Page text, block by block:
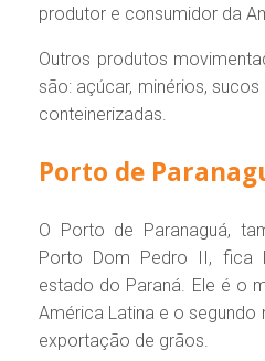
produtor e consumidor da
Outros produtos
são: açúcar, minérios,
conteinerizadas.
Porto de
O Porto de Paranaguá,
Porto Dom Pedro II, fica
estado do Paraná. Ele é o
América Latina e o
exportação de grãos.